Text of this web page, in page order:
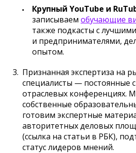
Крупный YouTube и
записываем обучающие
также подкасты с
и предпринимателями,
опытом.
Признанная экспертиза на
специалисты — постоянные
отраслевых конференциях.
собственные
готовим экспертные
авторитетных деловых
(ссылка на статьи в РБК),
статус лидеров мнений.